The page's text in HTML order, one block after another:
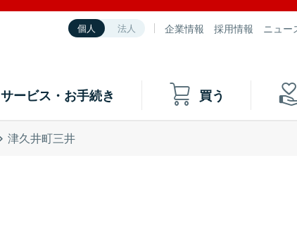
個人 法人 企業情報 採用情報 ニュー
サービス・お手続き 買う
津久井町三井